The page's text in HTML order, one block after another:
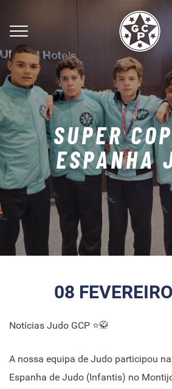
SUPER
ESPANHA
08
Notícias Judo GCP ⭐🥋
A nossa equipa de Judo participou
Espanha de Judo (Infantis) no